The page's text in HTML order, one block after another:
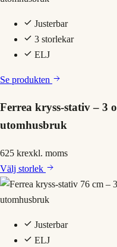
Justerbar
3 storlekar
ELJ
Se produkten
Ferrea kryss-stativ – 3
utomhusbruk
625 krexkl. moms
Välj storlek
Justerbar
ELJ